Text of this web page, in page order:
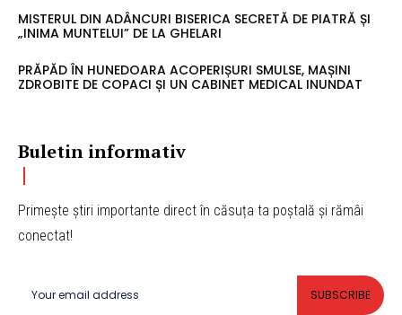
MISTERUL DIN ADÂNCURI BISERICA SECRETĂ DE PIATRĂ ȘI
„INIMA MUNTELUI” DE LA GHELARI
PRĂPĂD ÎN HUNEDOARA ACOPERIȘURI SMULSE, MAȘINI
ZDROBITE DE COPACI ȘI UN CABINET MEDICAL INUNDAT
Buletin informativ
Primește știri importante direct în căsuța ta poștală și rămâi
conectat!
SUBSCRIBE